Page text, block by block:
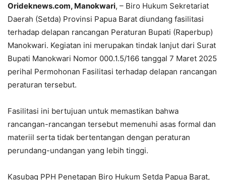
Orideknews.com, Manokwari, – Biro Hukum Sekretariat
Daerah (Setda) Provinsi Papua Barat diundang fasilitasi
terhadap delapan rancangan Peraturan Bupati (Raperbup)
Manokwari. Kegiatan ini merupakan tindak lanjut dari Surat
Bupati Manokwari Nomor 000.1.5/166 tanggal 7 Maret 2025
perihal Permohonan Fasilitasi terhadap delapan rancangan
peraturan tersebut.
Fasilitasi ini bertujuan untuk memastikan bahwa
rancangan-rancangan tersebut memenuhi asas formal dan
materiil serta tidak bertentangan dengan peraturan
perundang-undangan yang lebih tinggi.
Kasubag PPH Penetapan Biro Hukum Setda Papua Barat,